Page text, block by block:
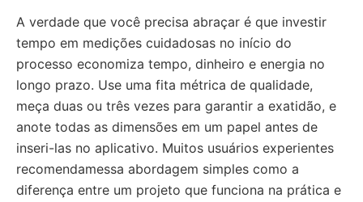
A verdade que você precisa abraçar é que investir
tempo em medições cuidadosas no início do
processo economiza tempo, dinheiro e energia no
longo prazo. Use uma fita métrica de qualidade,
meça duas ou três vezes para garantir a exatidão, e
anote todas as dimensões em um papel antes de
inseri-las no aplicativo. Muitos usuários experientes
recomendamessa abordagem simples como a
diferença entre um projeto que funciona na prática e